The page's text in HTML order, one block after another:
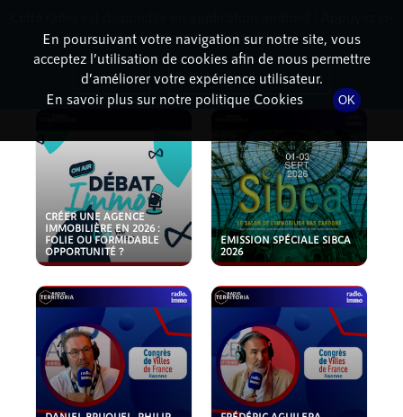
PODCASTS
CRÉER UNE AGENCE
IMMOBILIÈRE EN 2026 :
FOLIE OU FORMIDABLE
OPPORTUNITÉ ?
EMISSION SPÉCIALE SIBCA
2026
En poursuivant votre navigation sur notre site, vous
acceptez l’utilisation de cookies afin de nous permettre
d’améliorer votre expérience utilisateur.
En savoir plus sur notre politique Cookies
OK
dessous pour l'installer.
Non merci Télécharger l'application